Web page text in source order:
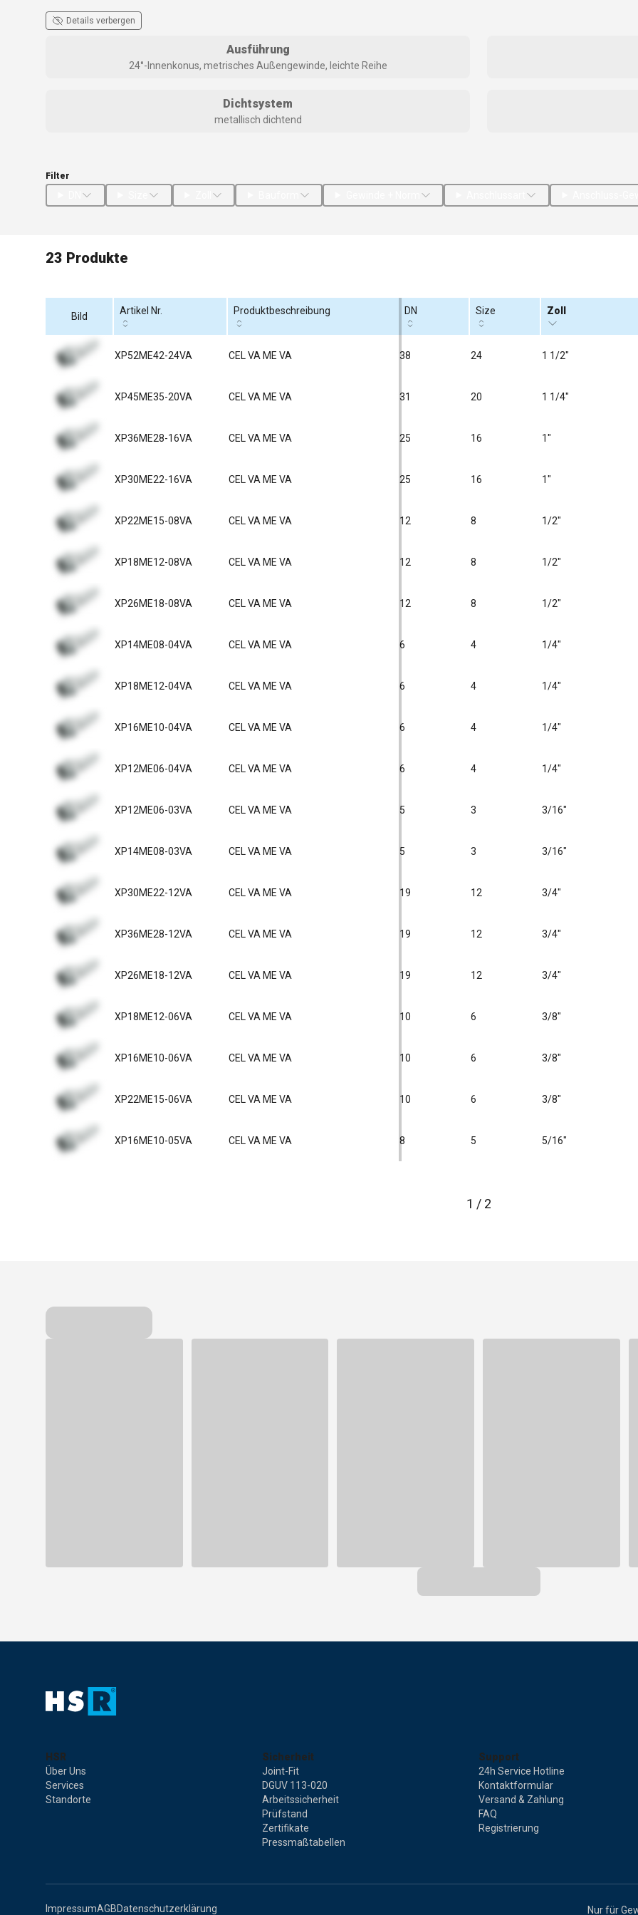
Details verbergen
Ausführung
24°-Innenkonus, metrisches Außengewinde, leichte Reihe
Dichtsystem
metallisch dichtend
Filter
23 Produkte
Bild Artikel Nr. Produktbeschreibung DN Size Zoll
XP52ME42-24VA CEL VA ME VA 38 24 1 1/2"
XP45ME35-20VA CEL VA ME VA 31 20 1 1/4"
XP36ME28-16VA CEL VA ME VA 25 16 1"
XP30ME22-16VA CEL VA ME VA 25 16 1"
XP22ME15-08VA CEL VA ME VA 12 8 1/2"
XP18ME12-08VA CEL VA ME VA 12 8 1/2"
XP26ME18-08VA CEL VA ME VA 12 8 1/2"
XP14ME08-04VA CEL VA ME VA 6 4 1/4"
XP18ME12-04VA CEL VA ME VA 6 4 1/4"
XP16ME10-04VA CEL VA ME VA 6 4 1/4"
XP12ME06-04VA CEL VA ME VA 6 4 1/4"
XP12ME06-03VA CEL VA ME VA 5 3 3/16"
XP14ME08-03VA CEL VA ME VA 5 3 3/16"
XP30ME22-12VA CEL VA ME VA 19 12 3/4"
XP36ME28-12VA CEL VA ME VA 19 12 3/4"
XP26ME18-12VA CEL VA ME VA 19 12 3/4"
XP18ME12-06VA CEL VA ME VA 10 6 3/8"
XP16ME10-06VA CEL VA ME VA 10 6 3/8"
XP22ME15-06VA CEL VA ME VA 10 6 3/8"
XP16ME10-05VA CEL VA ME VA 8 5 5/16"
1 / 2
HSR
Über Uns
Services
Standorte
Sicherheit
Joint-Fit
DGUV 113-020
Arbeitssicherheit
Prüfstand
Zertifikate
Pressmaßtabellen
Support
24h Service Hotline
Kontaktformular
Versand & Zahlung
FAQ
Registrierung
ImpressumAGBDatenschutzerklärung Nur für